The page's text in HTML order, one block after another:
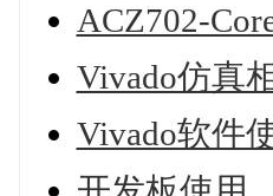
ACZ702-
Vivado仿真
Vivado软件